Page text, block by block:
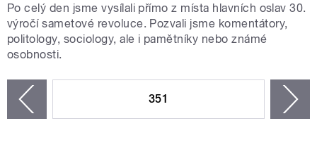
Po celý den jsme vysílali přímo z místa hlavních oslav 30.
výročí sametové revoluce. Pozvali jsme komentátory,
politology, sociology, ale i pamětníky nebo známé
osobnosti.
351